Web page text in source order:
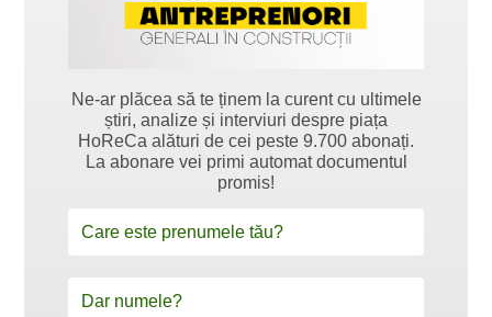
Ne-ar plăcea să te ținem la curent cu ultimele
știri, analize și interviuri despre piața
HoReCa alături de cei peste 9.700 abonați.
La abonare vei primi automat documentul
promis!